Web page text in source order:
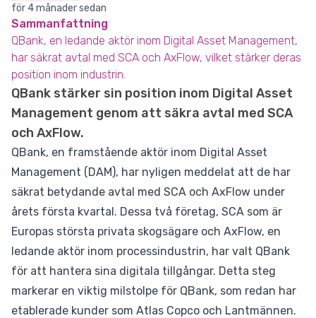
för 4 månader sedan
Sammanfattning
QBank, en ledande aktör inom Digital Asset Management,
har säkrat avtal med SCA och AxFlow, vilket stärker deras
position inom industrin.
QBank stärker sin position inom Digital Asset
Management genom att säkra avtal med SCA
och AxFlow.
QBank, en framstående aktör inom Digital Asset
Management (DAM), har nyligen meddelat att de har
säkrat betydande avtal med SCA och AxFlow under
årets första kvartal. Dessa två företag, SCA som är
Europas största privata skogsägare och AxFlow, en
ledande aktör inom processindustrin, har valt QBank
för att hantera sina digitala tillgångar. Detta steg
markerar en viktig milstolpe för QBank, som redan har
etablerade kunder som Atlas Copco och Lantmännen.